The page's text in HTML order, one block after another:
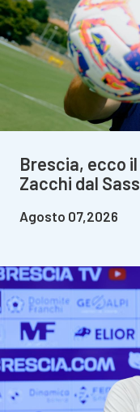
Brescia, ecco
Zacchi dal
Agosto 07,2026